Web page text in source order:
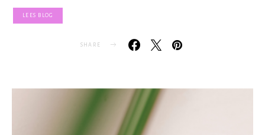
LEES BLOG
SHARE